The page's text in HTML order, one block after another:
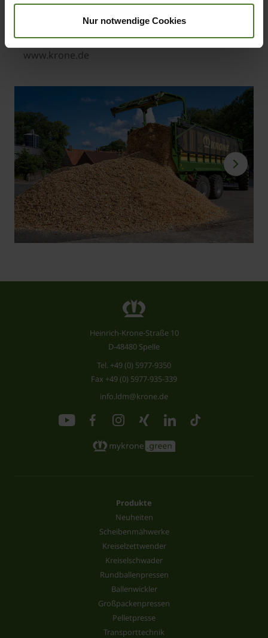
Nur notwendige Cookies
Head of Marketing KRONE Agriculture
+49 5977 935 188 20
markus.steinwendner@krone.de
www.krone.de
Heinrich-Krone-Straße 10
D-48480 Spelle
Tel. +49 (0) 5977-9350
Fax +49 (0) 5977-935-339
info.ldm@krone.de
Produkte
Neuheiten
Scheibenmähwerke
Kreiselzettwender
Kreiselschwader
Rundballenpressen
Ballenwickler
Großpackenpressen
Pelletpresse
Transporttechnik